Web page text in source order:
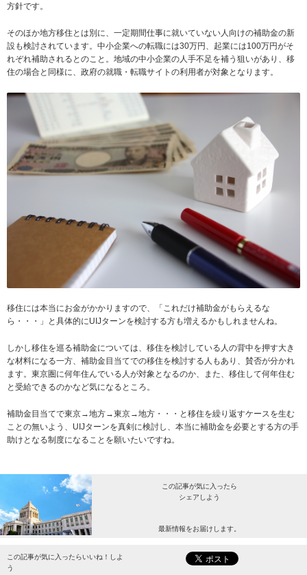
方針です。
そのほか地方移住とは別に、一定期間仕事に就いていない人向けの補助金の新
設も検討されています。中小企業への転職には30万円、起業には100万円がそ
れぞれ補助されるとのこと。地域の中小企業の人手不足を補う狙いがあり、移
住の場合と同様に、政府の就職・転職サイトの利用者が対象となります。
移住には本当にお金がかかりますので、「これだけ補助金がもらえるな
ら・・・」と具体的にUIJターンを検討する方も増えるかもしれませんね。
しかし移住を巡る補助金については、移住を検討している人の背中を押す大き
な材料になる一方、補助金目当てでの移住を検討する人もあり、賛否が分かれ
ます。東京圏に何年住んでいる人が対象となるのか、また、移住して何年住む
と受給できるのかなど気になるところ。
補助金目当てで東京→地方→東京→地方・・・と移住を繰り返すケースを生む
ことの無いよう、UIJターンを真剣に検討し、本当に補助金を必要とする方の手
助けとなる制度になることを願いたいですね。
この記事が気に入ったら
シェアしよう
最新情報をお届けします。
この記事が気に入ったらいいね！しよ
う